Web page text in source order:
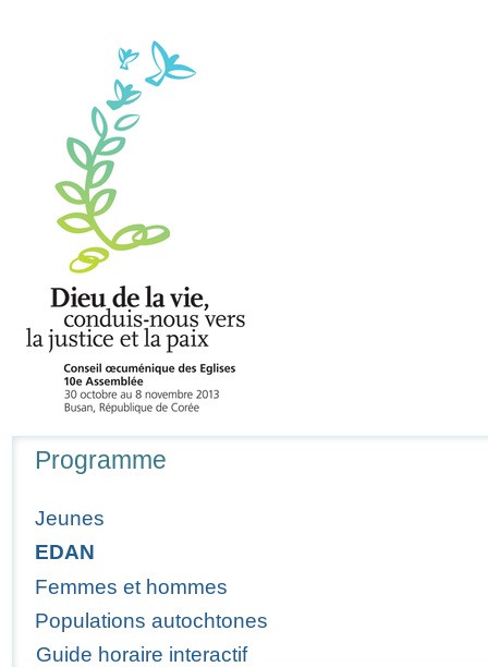
Programme
Jeunes
EDAN
Femmes et hommes
Populations autochtones
Guide horaire interactif